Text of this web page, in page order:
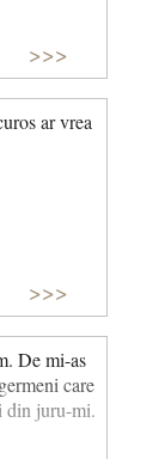
>>>
ar vrea
>>>
De mi-as
care
din juru-mi.